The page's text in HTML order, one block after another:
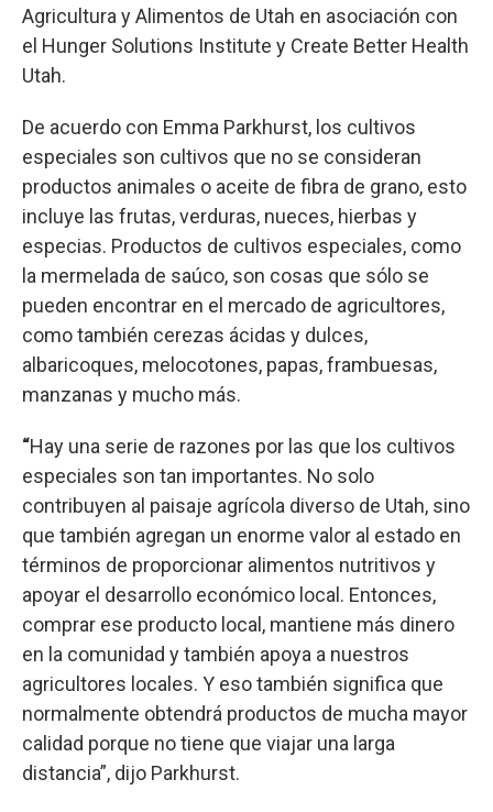
Agricultura y Alimentos de Utah en asociación con
el Hunger Solutions Institute y Create Better Health
Utah.
De acuerdo con Emma Parkhurst, los cultivos
especiales son cultivos que no se consideran
productos animales o aceite de fibra de grano, esto
incluye las frutas, verduras, nueces, hierbas y
especias. Productos de cultivos especiales, como
la mermelada de saúco, son cosas que sólo se
pueden encontrar en el mercado de agricultores,
como también cerezas ácidas y dulces,
albaricoques, melocotones, papas, frambuesas,
manzanas y mucho más.
“Hay una serie de razones por las que los cultivos
especiales son tan importantes. No solo
contribuyen al paisaje agrícola diverso de Utah, sino
que también agregan un enorme valor al estado en
términos de proporcionar alimentos nutritivos y
apoyar el desarrollo económico local. Entonces,
comprar ese producto local, mantiene más dinero
en la comunidad y también apoya a nuestros
agricultores locales. Y eso también significa que
normalmente obtendrá productos de mucha mayor
calidad porque no tiene que viajar una larga
distancia”, dijo Parkhurst.